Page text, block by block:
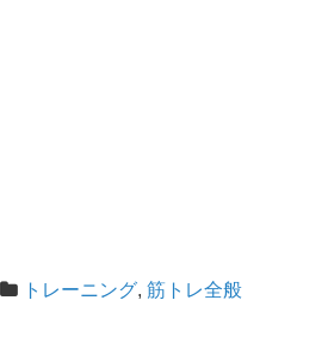
トレーニング, 筋トレ全般